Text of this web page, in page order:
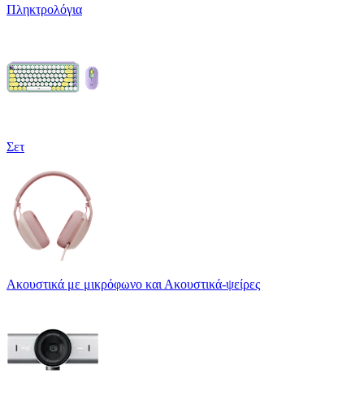
Πληκτρολόγια
Σετ
Ακουστικά με μικρόφωνο και Ακουστικά-ψείρες